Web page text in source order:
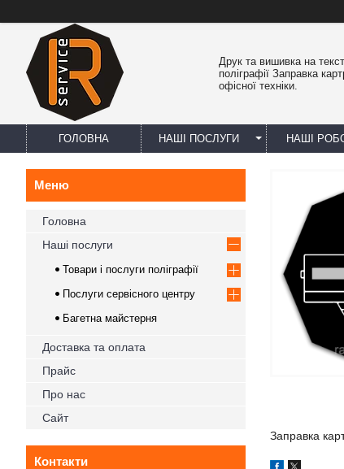
Друк та вишивка на
поліграфії Заправка
офісної техніки.
ГОЛОВНА НАШІ ПОСЛУГИ НАШІ
Заправка
Головна
Наші послуги
Товари і послуги поліграфії
Послуги сервісного центру
Багетна майстерня
Доставка та оплата
Прайс
Про нас
Сайт
Контакти